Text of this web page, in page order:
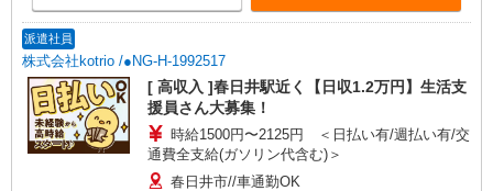
派遣社員
株式会社kotrio /●NG-H-1992517
[ 高収入 ]春日井駅近く【日収1.2万円】生活支
援員さん大募集！
時給1500円〜2125円 ＜日払い有/週払い有/交
通費全支給(ガソリン代含む)＞
春日井市//車通勤OK